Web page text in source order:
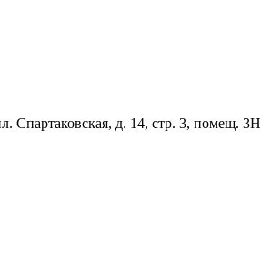
Спартаковская, д. 14, стр. 3, помещ. 3Н